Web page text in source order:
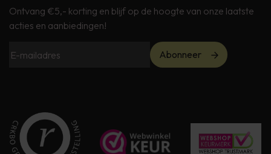
Ontvang €5,- korting en blijf op de hoogte van onze laatste
acties en aanbiedingen!
Abonneer